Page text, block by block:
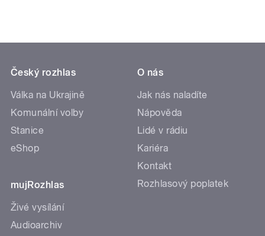
Český rozhlas
Válka na Ukrajině
Komunální volby
Stanice
eShop
mujRozhlas
Živé vysílání
Audioarchiv
O nás
Jak nás naladíte
Nápověda
Lidé v rádiu
Kariéra
Kontakt
Rozhlasový poplatek